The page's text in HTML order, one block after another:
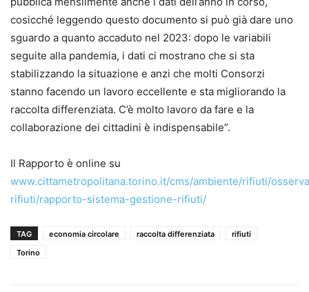
cosicché leggendo questo documento si può già dare uno
sguardo a quanto accaduto nel 2023: dopo le variabili
seguite alla pandemia, i dati ci mostrano che si sta
stabilizzando la situazione e anzi che molti Consorzi
stanno facendo un lavoro eccellente e sta migliorando la
raccolta differenziata. C’è molto lavoro da fare e la
collaborazione dei cittadini è indispensabile”.
Il Rapporto è online su
www.cittametropolitana.torino.it/cms/ambiente/rifiuti/
rifiuti/rapporto-sistema-gestione-rifiuti/
TAG economia circolare raccolta differenziata
rifiuti
Torino